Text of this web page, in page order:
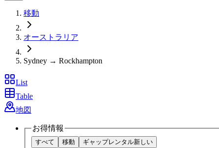
移動
オーストラリア
Sydney → Rockhampton
List
Table
地図
お得情報
すべて 移動 ギャップレンタル新しい